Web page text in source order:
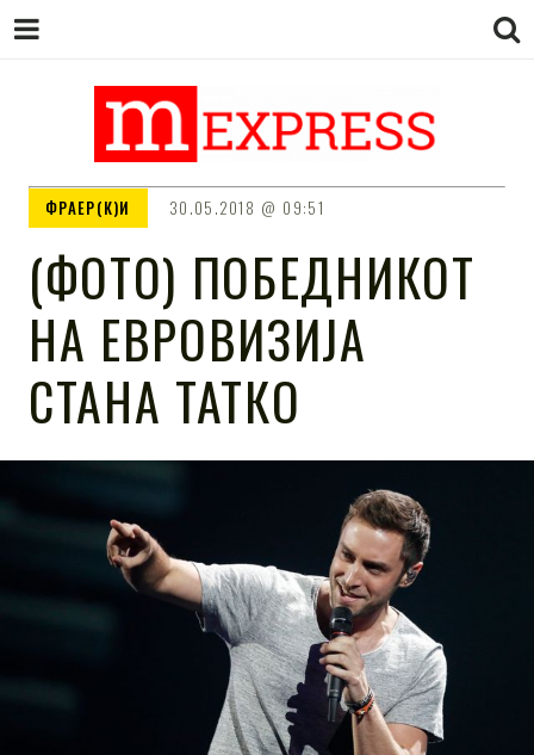
M EXPRESS
ФРАЕР(К)И 30.05.2018 09:51
(ФОТО) ПОБЕДНИКОТ
НА ЕВРОВИЗИЈА
СТАНА ТАТКО